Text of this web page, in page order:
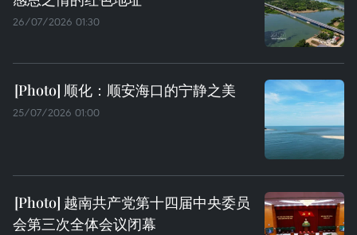
26/07/2026 01:30
顺化：顺安海口的宁静之美
25/07/2026 01:00
越南共产党第十四届中央委员
会第三次全体会议闭幕